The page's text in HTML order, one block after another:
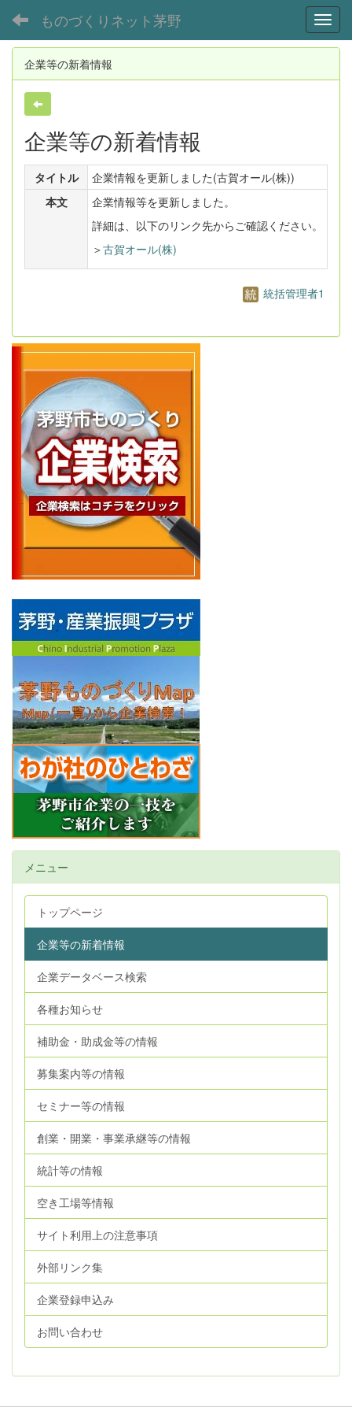
ものづくりネット茅野
企業等の新着情報
企業等の新着情報
タイトル
企業情報を更新しました(古賀オール(株))
本文
企業情報等を更新しました。
詳細は、以下のリンク先からご確認ください。
＞古賀オール(株)
統括管理者1
メニュー
トップページ
企業等の新着情報
企業データベース検索
各種お知らせ
補助金・助成金等の情報
募集案内等の情報
セミナー等の情報
創業・開業・事業承継等の情報
統計等の情報
空き工場等情報
サイト利用上の注意事項
外部リンク集
企業登録申込み
お問い合わせ